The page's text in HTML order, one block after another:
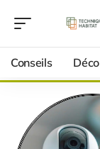
Conseils Déco